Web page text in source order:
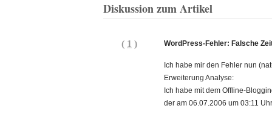
Diskussion zum Artikel
( 1 ) WordPress-Fehler: Falsche
Ich habe mir den Fehler nun
Erweiterung Analyse:
Ich habe mit dem Offline-
der am 06.07.2006 um 03:11